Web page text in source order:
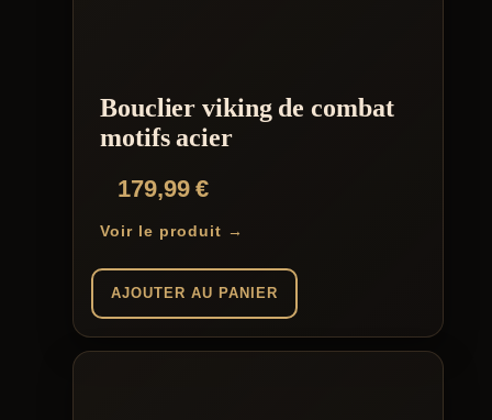
Bouclier viking de combat
motifs acier
179,99€
Voir le produit →
AJOUTER AU PANIER